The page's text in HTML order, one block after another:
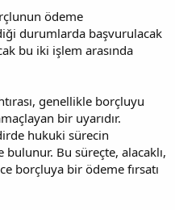
ödeme
durumlarda başvurulacak
bu iki işlem arasında
genellikle borçluyu
bir uyarıdır.
hukuki sürecin
Bu süreçte, alacaklı,
borçluya bir ödeme fırsatı